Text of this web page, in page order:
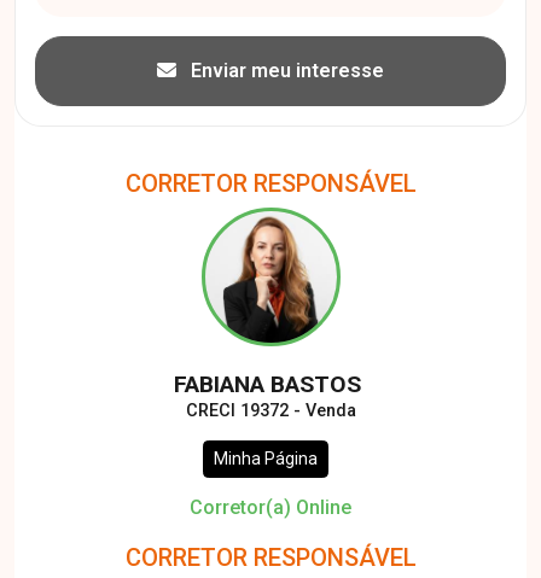
Enviar meu interesse
CORRETOR RESPONSÁVEL
FABIANA BASTOS
CRECI 19372 - Venda
Minha Página
Corretor(a) Online
CORRETOR RESPONSÁVEL